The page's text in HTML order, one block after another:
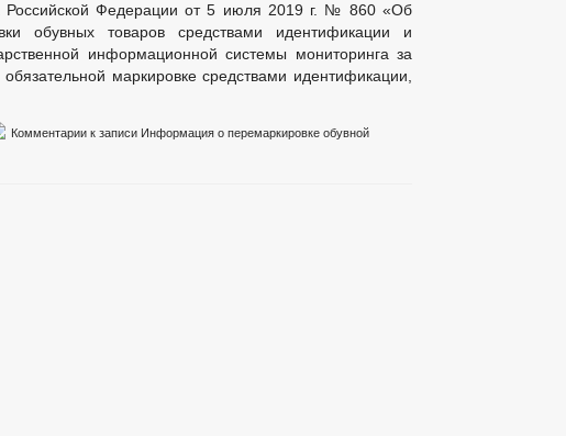
Российской Федерации от 5 июля 2019 г. № 860 «Об
обувных товаров средствами идентификации и
информационной системы мониторинга за
маркировке средствами идентификации,
Комментарии к записи Информация о перемаркировке обувной